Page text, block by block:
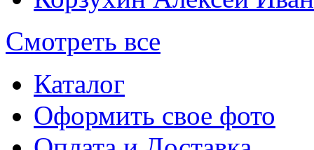
Смотреть все
Каталог
Оформить свое фото